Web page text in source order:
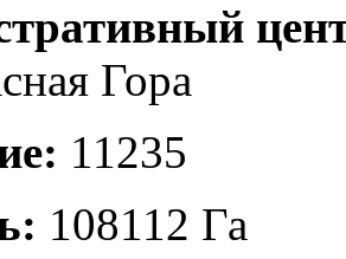
Гора
11235
108112 Га